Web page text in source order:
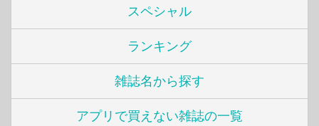
スペシャル
ランキング
雑誌名から探す
アプリで買えない雑誌の一覧